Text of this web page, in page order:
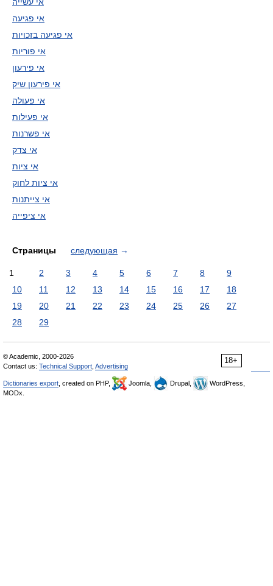
אי פגיעה
אי פגיעה בזכויות
אי פוריות
אי פירעון
אי פירעון שיק
אי פעולה
אי פעילות
אי פשרנות
אי צדק
אי ציות
אי ציות לחוק
אי צייתנות
אי ציפייה
Страницы следующая →
1 2 3 4 5 6 7 8
9
10
11 12 13 14 15 16 17
18
19
20 21 22 23 24 25 26
27
28
29
18+
© Academic, 2000-2026
Contact us: Technical Support Advertising
Dictionaries export , created on PHP, Joomla, Drupal,
WordPress,
MODx.